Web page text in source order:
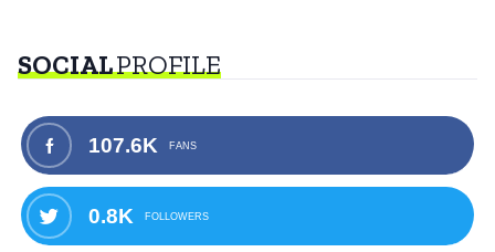
SOCIALPROFILE
107.6K FANS
0.8K FOLLOWERS